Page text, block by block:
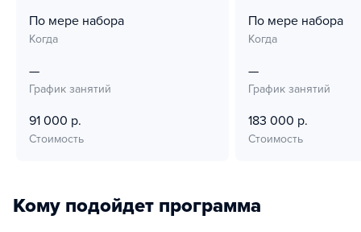
По мере набора
Когда
—
График занятий
91 000 р.
Стоимость
По мере набора
Когда
—
График занятий
183 000 р.
Стоимость
Кому подойдет программа